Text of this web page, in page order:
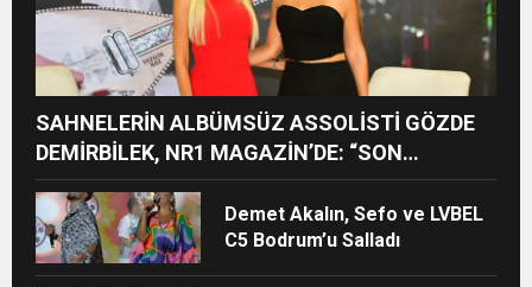
SAHNELERİN ALBÜMSÜZ ASSOLİSTİ GÖZDE
DEMİRBİLEK, NR1 MAGAZİN’DE: “SON
ASSOLİST OLARAK VAR OLACAĞIM!”
Demet Akalın, Sefo ve LVBEL
C5 Bodrum’u Salladı